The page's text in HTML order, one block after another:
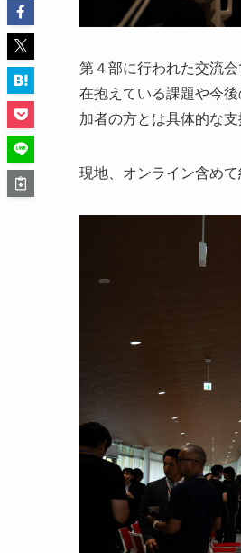
第４部に行われた交流
在抱えている課題や今
加者の方とは具体的な
現地、オンライン含め